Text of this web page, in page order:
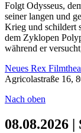
Folgt Odysseus,
seiner langen und
Krieg und schildert
dem Zyklopen
während er
Neues Rex
Agricolastraße 16,
Nach oben
08.08.2026